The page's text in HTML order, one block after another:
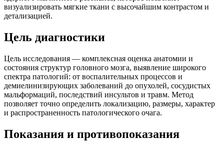
визуализировать мягкие ткани с высочайшим контрастом и
детализацией.
Цель диагностики
Цель исследования — комплексная оценка анатомии и
состояния структур головного мозга, выявление широкого
спектра патологий: от воспалительных процессов и
демиелинизирующих заболеваний до опухолей, сосудистых
мальформаций, последствий инсультов и травм. Метод
позволяет точно определить локализацию, размеры, характер
и распространенность патологического очага.
Показания и противопоказания